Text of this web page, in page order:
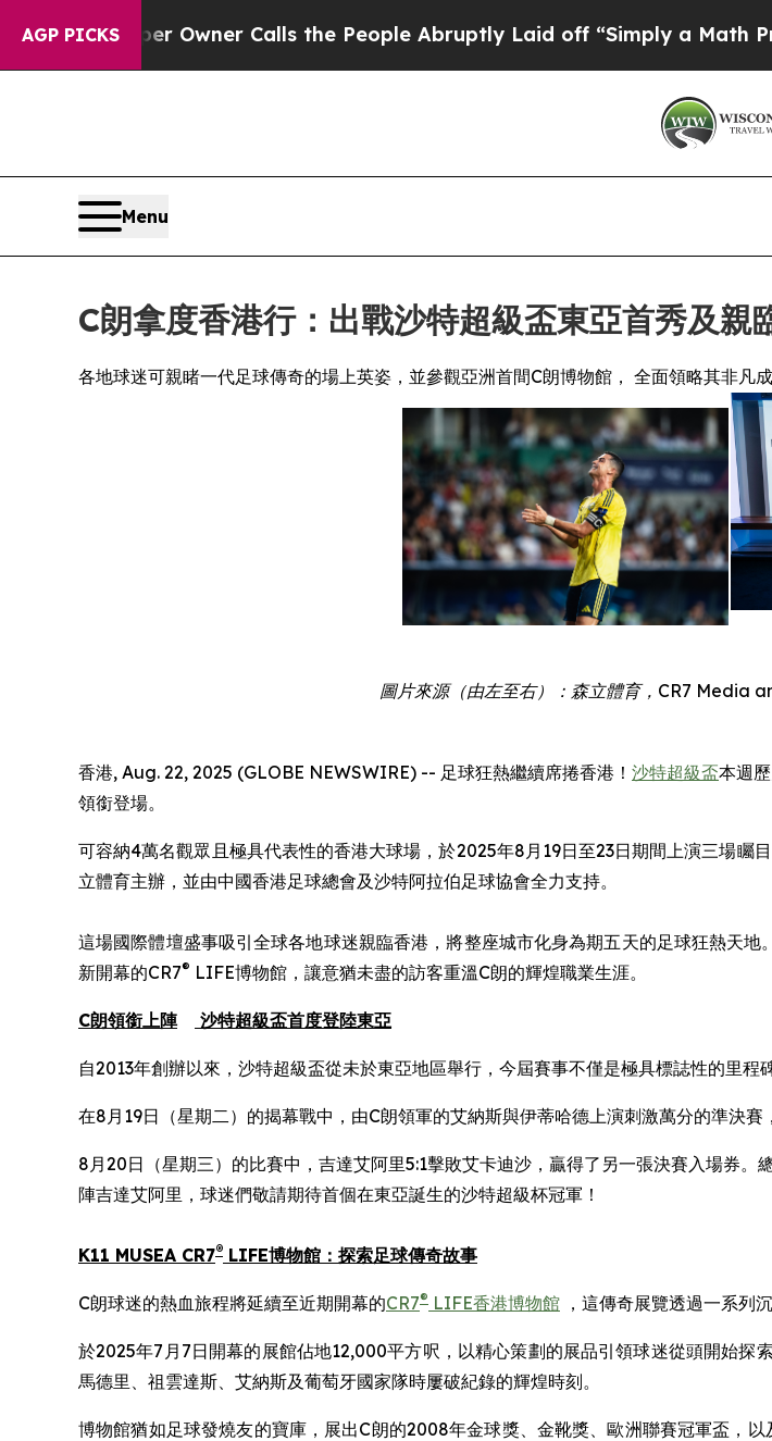
AGP PICKS
Owner Calls the People Abruptly Laid off “Simply a Math Problem Dr.
Menu
C朗拿度香港行：出戰沙特超級盃東亞首秀及
各地球迷可親睹一代足球傳奇的場上英姿，並參觀亞洲首間C朗博物館， 全面領略其非凡
圖片來源（由左至右） ： 森立體育， CR7 Media
香港, Aug. 22, 2025 (GLOBE NEWSWIRE) -- 足球狂熱繼續席捲香港！ 沙特超級盃本週
領銜登場。
可容納4萬名觀眾且極具代表性的香港大球場，於2025年8月19日至23日期間上演三場矚
立體育主辦，並由中國香港足球總會及沙特阿拉伯足球協會全力支持。
這場國際體壇盛事吸引全球各地球迷親臨香港，將整座城市化身為期五天的足球狂熱天
新開幕的CR7® LIFE博物館，讓意猶未盡的訪客重溫C朗的輝煌職業生涯。
C朗領銜上陣 沙特超級盃首度登陸東亞
自2013年創辦以來，沙特超級盃從未於東亞地區舉行，今屆賽事不僅是極具標誌性的里程
在8月19日（星期二）的揭幕戰中，由C朗領軍的艾納斯與伊蒂哈德上演刺激萬分的準決賽
8月20日（星期三）的比賽中，吉達艾阿里5:1擊敗艾卡迪沙，贏得了另一張決賽入場券
陣吉達艾阿里，球迷們敬請期待首個在東亞誕生的沙特超級杯冠軍！
K11 MUSEA CR7® LIFE博物館：探索足球傳奇故事
C朗球迷的熱血旅程將延續至近期開幕的CR7® LIFE香港博物館 ，這傳奇展覽透過一系列
於2025年7月7日開幕的展館佔地12,000平方呎，以精心策劃的展品引領球迷從頭開始
馬德里、祖雲達斯、艾納斯及葡萄牙國家隊時屢破紀錄的輝煌時刻。
博物館猶如足球發燒友的寶庫，展出C朗的2008年金球獎、金靴獎、歐洲聯賽冠軍盃，